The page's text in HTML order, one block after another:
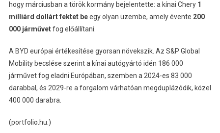
hogy márciusban a török kormány bejelentette: a kínai Chery 1
milliárd dollárt fektet beegy olyan üzembe, amely évente 200
000 járművetfog előállítani.
A BYD európai értékesítése gyorsan növekszik. Az S&P Global
Mobility becslése szerint a kínai autógyártó idén 186 000
járművet fog eladni Európában, szemben a 2024-es 83 000
darabbal, és 2029-re a forgalom várhatóan megduplázódik, közel
400 000 darabra.
(portfolio.hu.)